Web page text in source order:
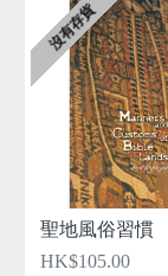
沒有存貨
聖地風俗習慣
HK$105.00